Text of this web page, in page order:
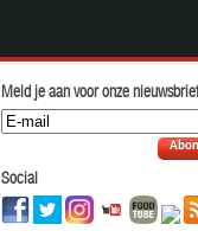
Meld je aan voor onze
Social